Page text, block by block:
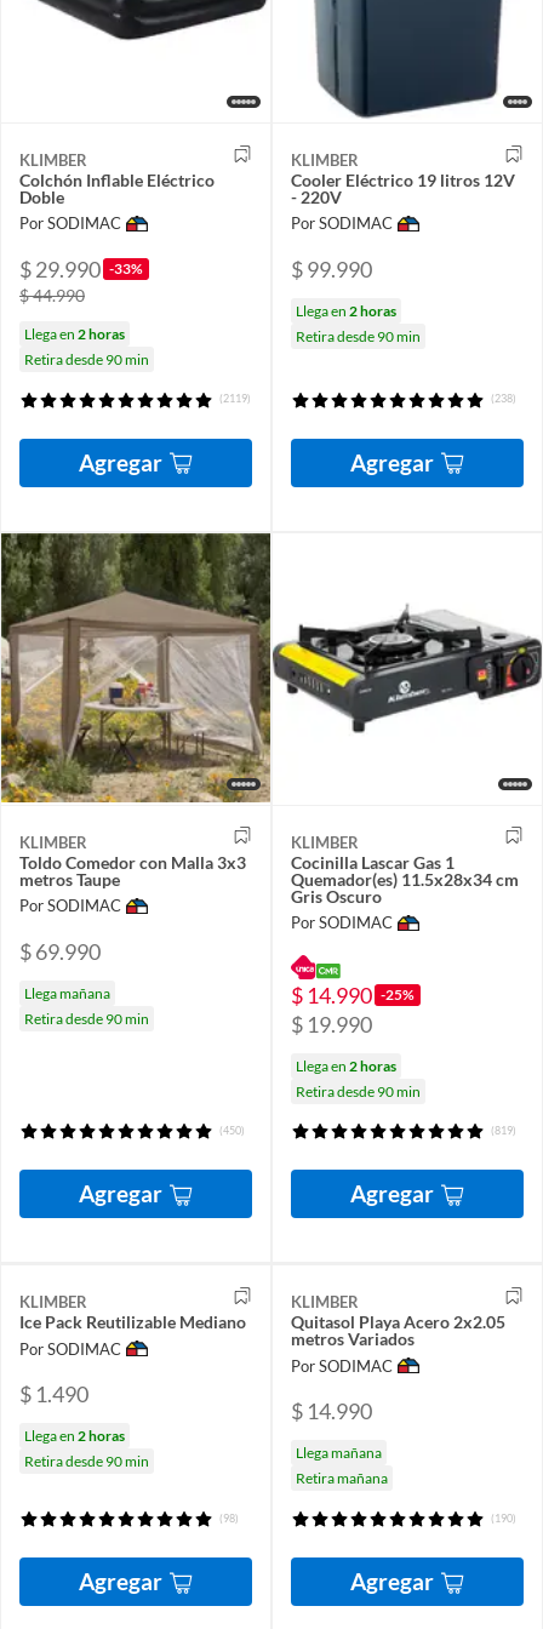
KLIMBER
Colchón Inflable Eléctrico
Doble
Por SODIMAC
$ 29.990 -33%
$ 44.990
Llega en 2 horas
Retira desde 90 min
(2119)
Agregar
KLIMBER
Cooler Eléctrico 19 litros 12V
- 220V
Por SODIMAC
$ 99.990
Llega en 2 horas
Retira desde 90 min
(238)
Agregar
KLIMBER
Toldo Comedor con Malla 3x3
metros Taupe
Por SODIMAC
$ 69.990
Llega mañana
Retira desde 90 min
(450)
Agregar
KLIMBER
Cocinilla Lascar Gas 1
Quemador(es) 11.5x28x34 cm
Gris Oscuro
Por SODIMAC
$ 14.990 -25%
$ 19.990
Llega en 2 horas
Retira desde 90 min
(819)
Agregar
KLIMBER
Ice Pack Reutilizable Mediano
Por SODIMAC
$ 1.490
Llega en 2 horas
Retira desde 90 min
(98)
Agregar
KLIMBER
Quitasol Playa Acero 2x2.05
metros Variados
Por SODIMAC
$ 14.990
Llega mañana
Retira mañana
(190)
Agregar